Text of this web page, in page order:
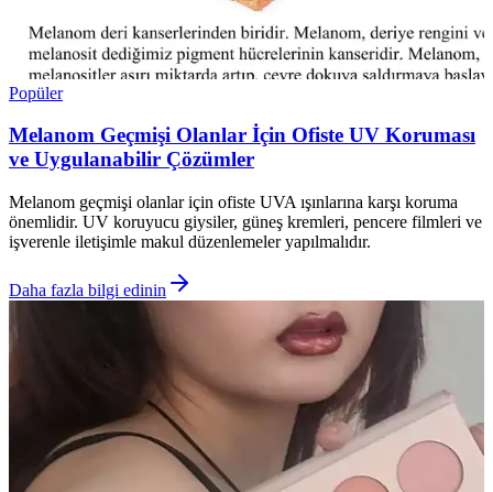
Popüler
Melanom Geçmişi Olanlar İçin Ofiste UV Koruması
ve Uygulanabilir Çözümler
Melanom geçmişi olanlar için ofiste UVA ışınlarına karşı koruma
önemlidir. UV koruyucu giysiler, güneş kremleri, pencere filmleri ve
işverenle iletişimle makul düzenlemeler yapılmalıdır.
Daha fazla bilgi edinin